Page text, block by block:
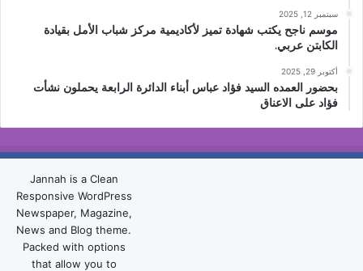
سبتمبر 12, 2025
موسم ناجح يكتب شهادة تميز لأكاديمية مركز شباب الأمل بقيادة
الكابتن عربي.
أكتوبر 29, 2025
بحضور العمده السيد فؤاد عباس أبناء الدائرة الرابعة يحملون نشأت
فؤاد على الاعناق
Jannah is a Clean
Responsive WordPress
Newspaper, Magazine,
News and Blog theme.
Packed with options
that allow you to